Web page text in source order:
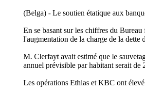
(Belga) - Le soutien étatique aux
En se basant sur les chiffres du
l'augmentation de la charge de la dette
M. Clerfayt avait estimé que le
annuel prévisible par habitant serait de
Les opérations Ethias et KBC ont